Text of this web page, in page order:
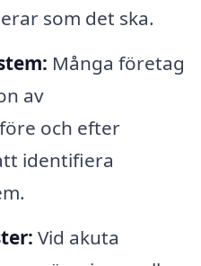
som det ska.
Många företag
av
och efter
identifiera
Vid akuta